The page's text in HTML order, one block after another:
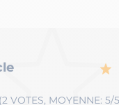
(2 VOTES, MOYENNE: 5/